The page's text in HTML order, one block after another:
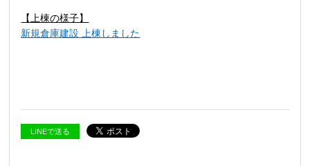
【上棟の様子】
新規倉庫建設 上棟しました
LINEで送る